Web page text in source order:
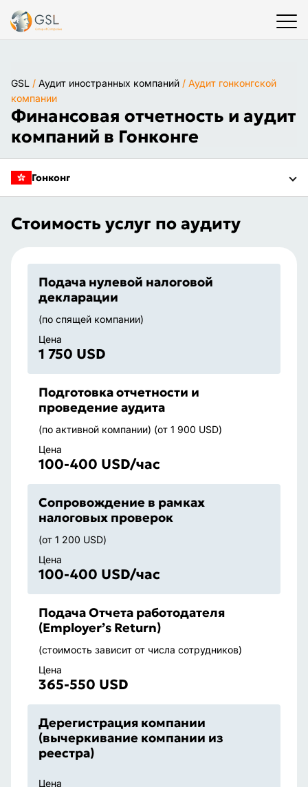
GSL / Аудит иностранных компаний / Аудит гонконгской
компании
Финансовая отчетность и аудит
компаний в Гонконге
Гонконг
Стоимость услуг по аудиту
Подача нулевой налоговой
декларации
(по спящей компании)
Цена
1 750 USD
Подготовка отчетности и
проведение аудита
(по активной компании) (от 1 900 USD)
Цена
100-400 USD/час
Сопровождение в рамках
налоговых проверок
(от 1 200 USD)
Цена
100-400 USD/час
Подача Отчета работодателя
(Employer’s Return)
(стоимость зависит от числа сотрудников)
Цена
365-550 USD
Дерегистрация компании
(вычеркивание компании из
реестра)
Цена